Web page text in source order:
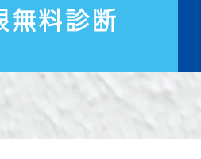
無料診断